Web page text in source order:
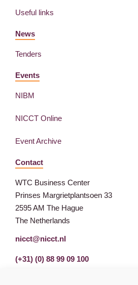
Useful links
News
Tenders
Events
NIBM
NICCT Online
Event Archive
Contact
WTC Business Center
Prinses Margrietplantsoen 33
2595 AM The Hague
The Netherlands
nicct@nicct.nl
(+31) (0) 88 99 09 100